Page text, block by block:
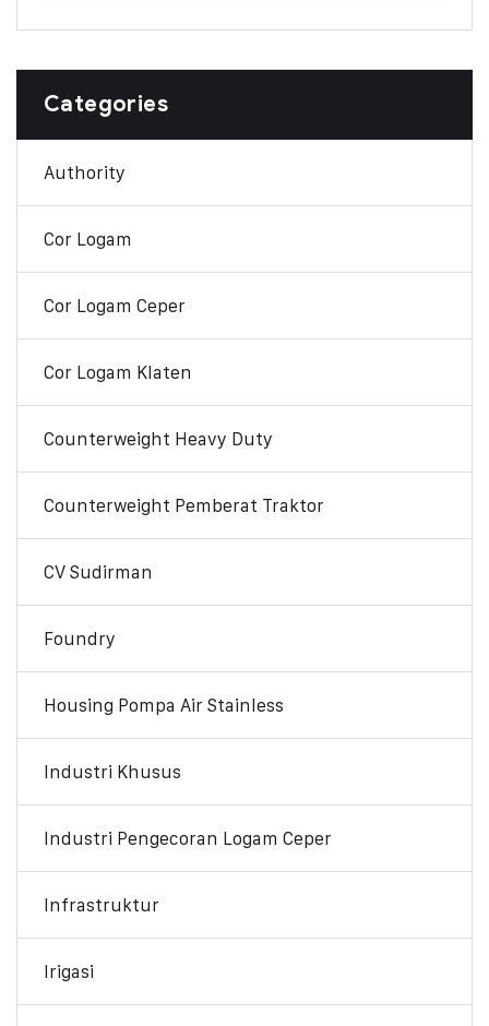
Categories
Authority
Cor Logam
Cor Logam Ceper
Cor Logam Klaten
Counterweight Heavy Duty
Counterweight Pemberat Traktor
CV Sudirman
Foundry
Housing Pompa Air Stainless
Industri Khusus
Industri Pengecoran Logam Ceper
Infrastruktur
Irigasi